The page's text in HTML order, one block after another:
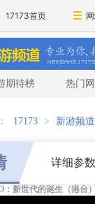
17173首页
期待榜 热门
17173 > 新游频道
详细参数
：新世代的诞生（港台